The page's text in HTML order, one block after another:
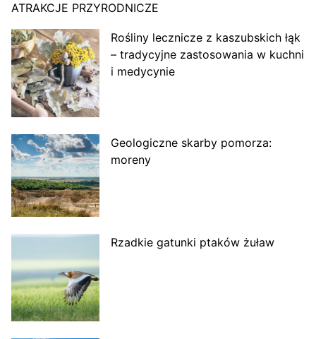
ATRAKCJE PRZYRODNICZE
Rośliny lecznicze z kaszubskich łąk
– tradycyjne zastosowania w kuchni
i medycynie
Geologiczne skarby pomorza:
moreny
Rzadkie gatunki ptaków żuław